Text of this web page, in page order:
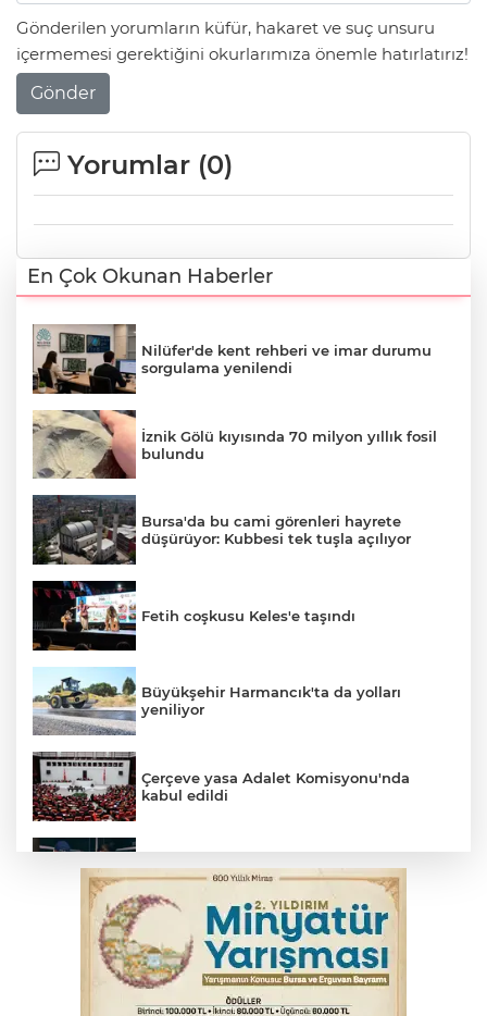
Gönderilen yorumların küfür, hakaret ve suç unsuru
içermemesi gerektiğini okurlarımıza önemle hatırlatırız!
Gönder
Yorumlar (0)
En Çok Okunan Haberler
Nilüfer'de kent rehberi ve imar durumu
sorgulama yenilendi
İznik Gölü kıyısında 70 milyon yıllık fosil
bulundu
Bursa'da bu cami görenleri hayrete
düşürüyor: Kubbesi tek tuşla açılıyor
Fetih coşkusu Keles'e taşındı
Büyükşehir Harmancık'ta da yolları
yeniliyor
Çerçeve yasa Adalet Komisyonu'nda
kabul edildi
kişi tutuklandı
İnegöl’de yangın paniği! Apartmana
sıçrayan alevler söndürüldü